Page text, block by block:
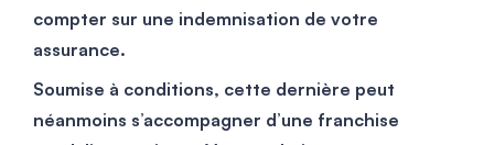
compter sur une indemnisation de votre
assurance.
Soumise à conditions, cette dernière peut
néanmoins s’accompagner d’une franchise